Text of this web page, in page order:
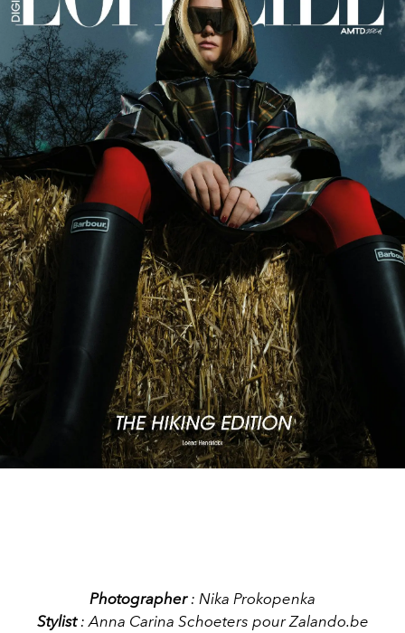
Photographer: Nika Prokopenka
Stylist: Anna Carina Schoeters pour Zalando.be